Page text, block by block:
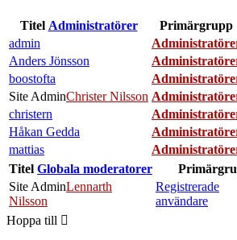
Titel Administratörer Primärgrupp
admin
Anders Jönsson
boostofta
Site AdminChrister Nilsson
christern
Håkan Gedda
mattias
Titel Globala moderatorer
Site AdminLennarth
Nilsson
Registrerade
användare
Hoppa till